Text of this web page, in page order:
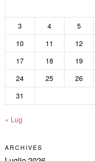
3
4 5
10
11 12
17
18 19
24
25 26
31
« Lug
ARCHIVES